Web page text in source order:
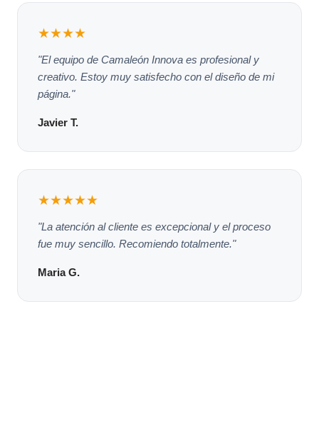
★★★★
"El equipo de Camaleón Innova es profesional y
creativo. Estoy muy satisfecho con el diseño de mi
página."
Javier T.
★★★★★
"La atención al cliente es excepcional y el proceso
fue muy sencillo. Recomiendo totalmente."
Maria G.